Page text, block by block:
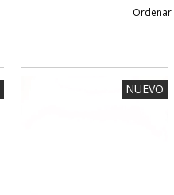
NUEVO